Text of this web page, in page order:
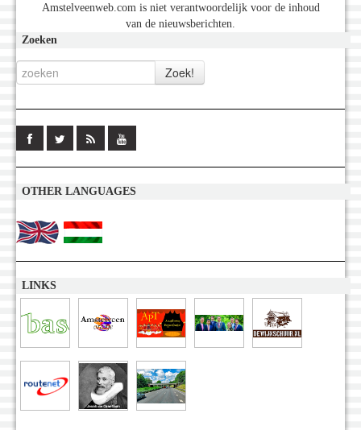
Amstelveenweb.com is niet verantwoordelijk voor de inhoud
van de nieuwsberichten.
Zoeken
OTHER LANGUAGES
LINKS